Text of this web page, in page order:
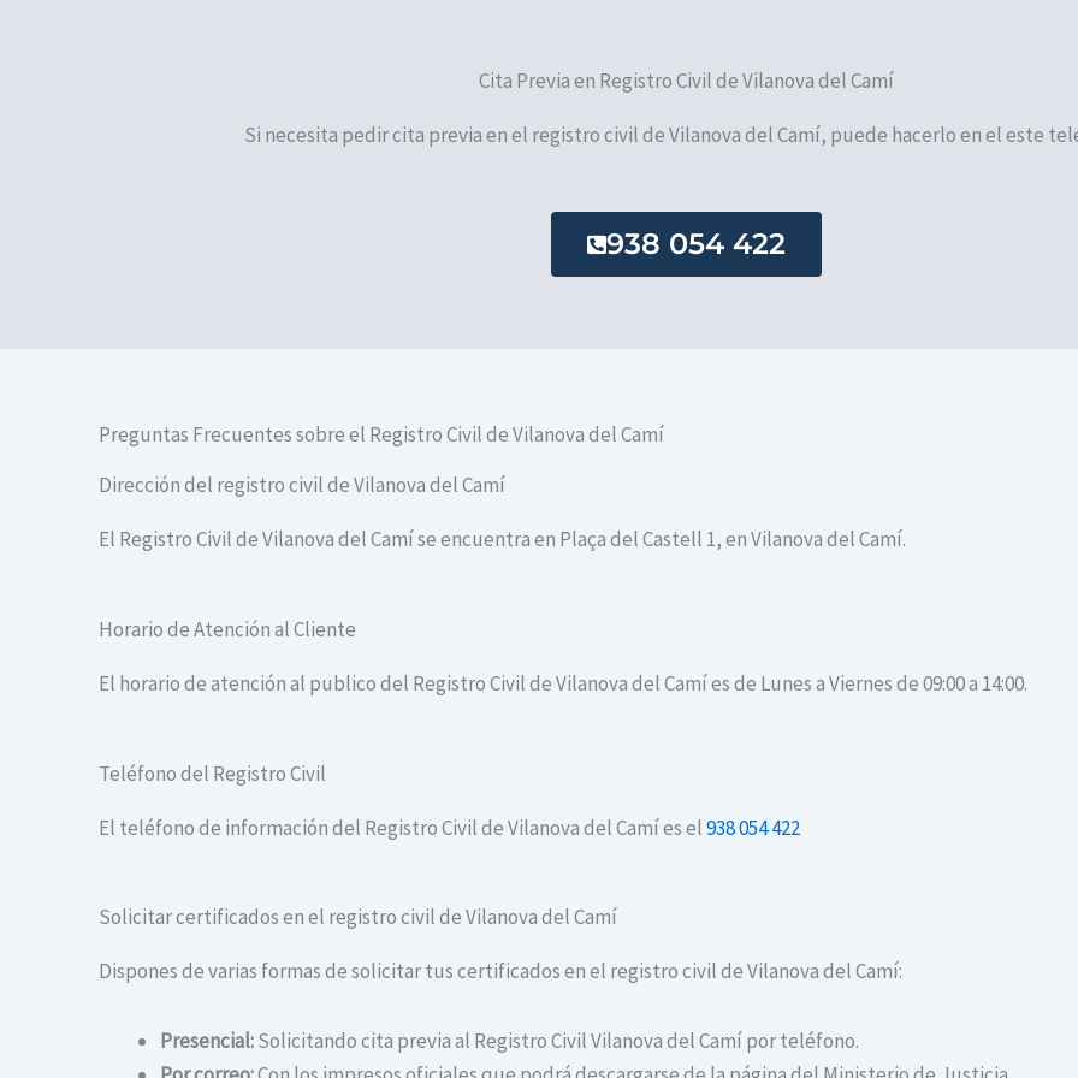
Cita Previa en Registro Civil de Vilanova del Camí
Si necesita pedir cita previa en el registro civil de Vilanova del Camí, puede hacerlo en el este
938 054 422
Preguntas Frecuentes sobre el Registro Civil de Vilanova del Camí
Dirección del registro civil de Vilanova del Camí
El Registro Civil de Vilanova del Camí se encuentra en Plaça del Castell 1, en Vilanova del Camí.
Horario de Atención al Cliente
El horario de atención al publico del Registro Civil de Vilanova del Camí es de Lunes a Viernes de 09:00 a 14:00.
Teléfono del Registro Civil
El teléfono de información del Registro Civil de Vilanova del Camí es el938 054 422
Solicitar certificados en el registro civil de Vilanova del Camí
Dispones de varias formas de solicitar tus certificados en el registro civil de Vilanova del Camí:
Presencial:Solicitando cita previa al Registro Civil Vilanova del Camí por teléfono.